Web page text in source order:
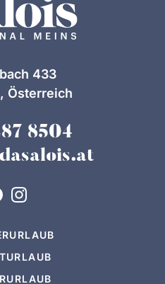
433
Österreich
8504